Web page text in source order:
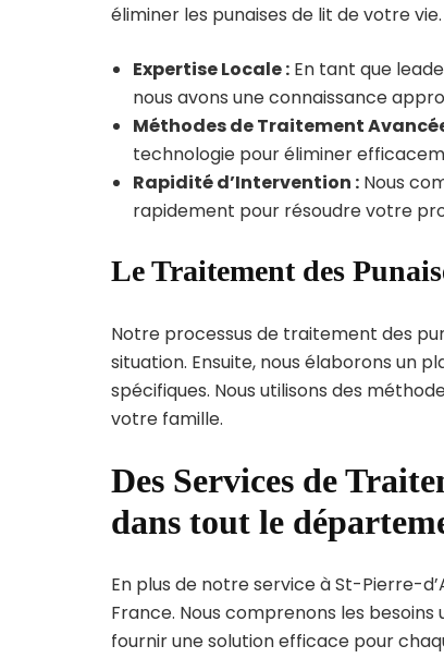
éliminer les punaises de lit de votre
Expertise Locale : En tant que
nous avons une connaissance
Méthodes de Traitement
technologie pour éliminer
Rapidité d’Intervention : Nous
rapidement pour résoudre votre
Le Traitement des
Notre processus de traitement des
situation. Ensuite, nous élaborons un
spécifiques. Nous utilisons des
votre famille.
Des Services de
dans tout le
En plus de notre service à St-Pierre-
France. Nous comprenons les
fournir une solution efficace pour